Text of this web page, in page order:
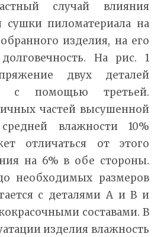
случай влияния
сушки пиломатериала на
изделия, на его
На рис. 1
двух деталей
с помощью третьей.
частей высушенной
влажности 10%
отличаться от этого
на 6% в обе стороны.
необходимых размеров
с деталями А и В и
составами. В
изделия влажность